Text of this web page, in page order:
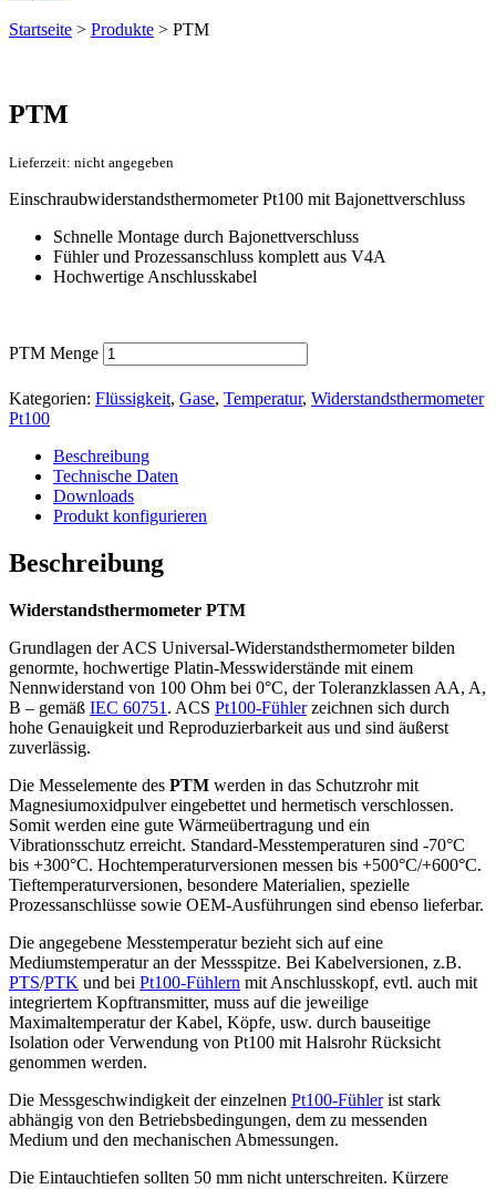
Startseite > Produkte > PTM
PTM
Lieferzeit: nicht angegeben
Einschraubwiderstandsthermometer Pt100 mit Bajonettverschluss
Schnelle Montage durch Bajonettverschluss
Fühler und Prozessanschluss komplett aus V4A
Hochwertige Anschlusskabel
PTM Menge
Kategorien: Flüssigkeit, Gase, Temperatur, Widerstandsthermometer
Pt100
Beschreibung
Technische Daten
Downloads
Produkt konfigurieren
Beschreibung
Widerstandsthermometer PTM
Grundlagen der ACS Universal-Widerstandsthermometer bilden
genormte, hochwertige Platin-Messwiderstände mit einem
Nennwiderstand von 100 Ohm bei 0°C, der Toleranzklassen AA, A,
B – gemäß IEC 60751 . ACS Pt100-Fühlerzeichnen sich durch
hohe Genauigkeit und Reproduzierbarkeit aus und sind äußerst
zuverlässig.
Die Messelemente des PTM werden in das Schutzrohr mit
Magnesiumoxidpulver eingebettet und hermetisch verschlossen.
Somit werden eine gute Wärmeübertragung und ein
Vibrationsschutz erreicht. Standard-Messtemperaturen sind -70°C
bis +300°C. Hochtemperaturversionen messen bis +500°C/+600°C.
Tieftemperaturversionen, besondere Materialien, spezielle
Prozessanschlüsse sowie OEM-Ausführungen sind ebenso lieferbar.
Die angegebene Messtemperatur bezieht sich auf eine
Mediumstemperatur an der Messspitze. Bei Kabelversionen, z.B.
PTS/PTK und bei Pt100-Fühlern mit Anschlusskopf, evtl. auch mit
integriertem Kopftransmitter, muss auf die jeweilige
Maximaltemperatur der Kabel, Köpfe, usw. durch bauseitige
Isolation oder Verwendung von Pt100 mit Halsrohr Rücksicht
genommen werden.
Die Messgeschwindigkeit der einzelnen Pt100-Fühlerist stark
abhängig von den Betriebsbedingungen, dem zu messenden
Medium und den mechanischen Abmessungen.
Die Eintauchtiefen sollten 50 mm nicht unterschreiten. Kürzere